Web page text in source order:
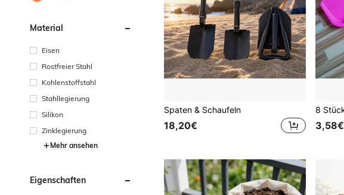
Material
Eisen
Rostfreier Stahl
Kohlenstoffstahl
Stahllegierung
Silikon
Zinklegierung
Mehr ansehen
Eigenschaften
Spaten & Schaufeln
18,20€ 3,58€